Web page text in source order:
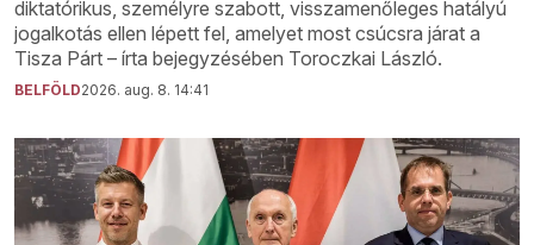
diktatórikus, személyre szabott, visszamenőleges hatályú
jogalkotás ellen lépett fel, amelyet most csúcsra járat a
Tisza Párt – írta bejegyzésében Toroczkai László.
BELFÖLD2026. aug. 8. 14:41